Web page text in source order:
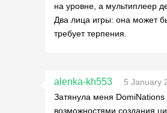
на уровне, а мультиплеер
Два лица игры: она может
требует терпения.
alenka-kh553
5 January
Затянула меня DomiNations
возможностями создания